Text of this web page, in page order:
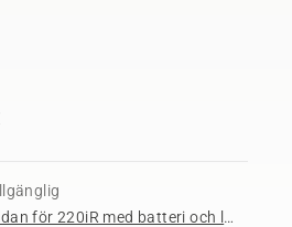
Gå till produktsidan för 220iR med batteri och laddare